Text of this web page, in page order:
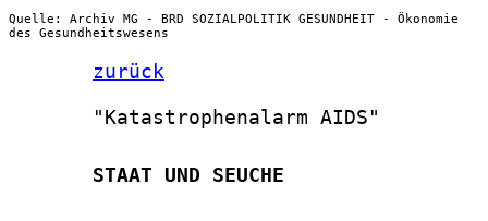
Quelle: Archiv MG - BRD SOZIALPOLITIK GESUNDHEIT - Ökonomie
des Gesundheitswesens
zurück
       "Katastrophenalarm AIDS"
       STAAT UND SEUCHE